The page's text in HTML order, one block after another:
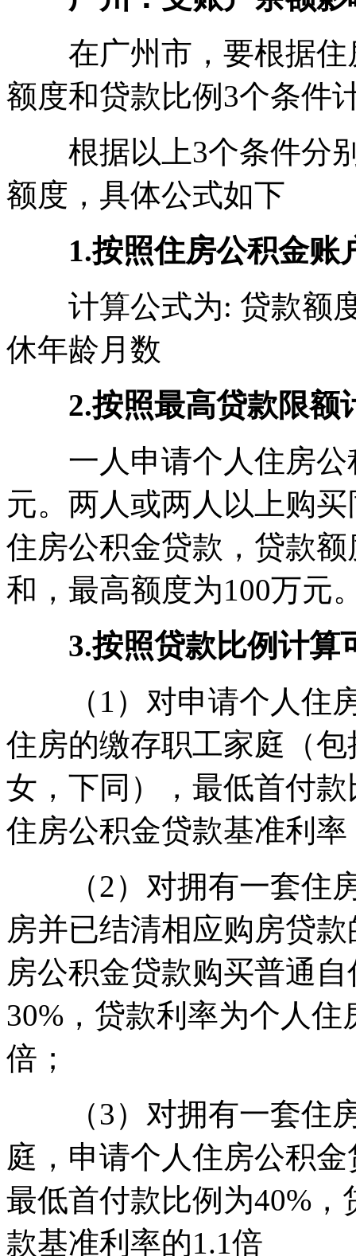
在广州市，要根据住
额度和贷款比例3个条件
根据以上3个条件分别
额度，具体公式如下
1.按照住房公积金账
计算公式为: 贷款额度
休年龄月数
2.按照最高贷款限额
一人申请个人住房公
元。两人或两人以上购
住房公积金贷款，贷款
和，最高额度为100万元
3.按照贷款比例计算
（1）对申请个人住房
住房的缴存职工家庭（
女，下同），最低首付
住房公积金贷款基准利率
（2）对拥有一套住房
房并已结清相应购房贷
房公积金贷款购买普通
30%，贷款利率为个人
倍；
（3）对拥有一套住房
庭，申请个人住房公积
最低首付款比例为40%
款基准利率的1.1倍